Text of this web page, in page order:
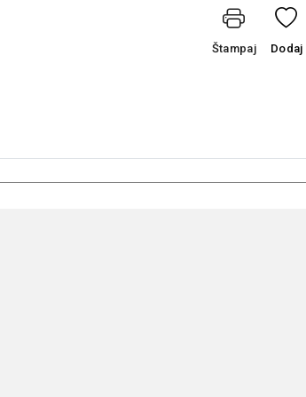
Štampaj Dodaj